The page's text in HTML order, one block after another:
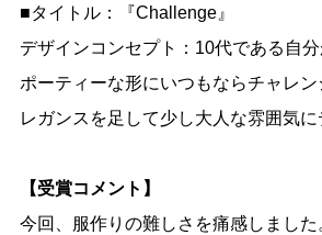
■タイトル：『Challenge』
デザインコンセプト：10代である自
ポーティーな形にいつもならチャレ
レガンスを足して少し大人な雰囲気に
【受賞コメント】
今回、服作りの難しさを痛感しまし